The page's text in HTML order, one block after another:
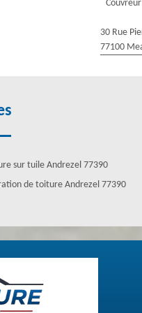
service de toute
nous faisons des
à l’aide des
30 Rue
77100
sur tuile Andrezel 77390
de toiture Andrezel 77390